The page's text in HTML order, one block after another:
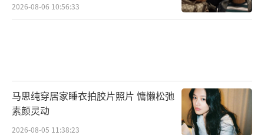
2026-08-06 10:56:33
马思纯穿居家睡衣拍胶片照片 慵懒松弛
素颜灵动
2026-08-05 11:38:23